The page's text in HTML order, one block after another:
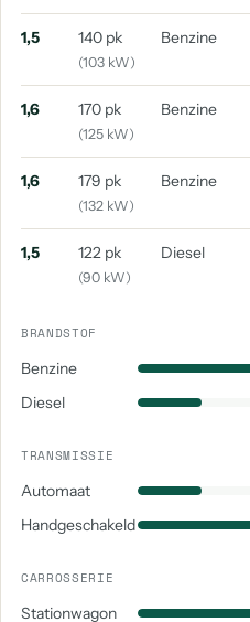
1,5 140 pk
(103 kW)
Benzine
1,6 170 pk
(125 kW)
Benzine
1,6 179 pk
(132 kW)
Benzine
1,5 122 pk
(90 kW)
Diesel
BRANDSTOF
Benzine
Diesel
TRANSMISSIE
Automaat
Handgeschakeld
CARROSSERIE
Stationwagon